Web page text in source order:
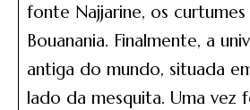
fonte Najjarine, os
Bouanania. Finalmente, a
antiga do mundo, situada
lado da mesquita. Uma vez